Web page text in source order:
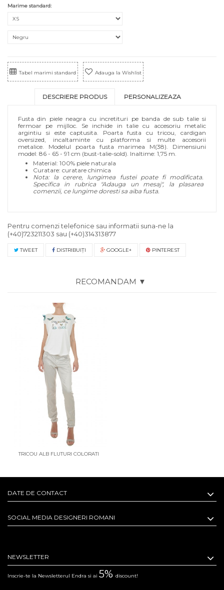
Marime standard:
Tabel marimi standard Adauga la Wishlist
DESCRIERE PRODUS PERSONALIZEAZA
Fusta din piele neagra cu incretituri pe banda de sub talie si
fermoar pe mijlloc. Se inchide in talie cu accesoriu metalic
argintiu si este captusita. Poarta fusta cu tricou, cardigan
oversized, incaltaminte cu platforma si multe accesorii
metalice. Modelul poarta fusta marimea M(38). Dimensiuni
model: 86 - 65 - 91 cm (bust-talie-sold). Inaltime: 1,75 m.
Material: 100% piele naturala
Curatare: curatare chimica
Nota: la cerere, lungimea fustei poate fi modificata.
Specifica in rubrica "Adauga un mesaj", la plasarea
comenzii, ce lungime doresti sa aiba fusta.
Pentru comenzi telefonice sau informatii suna-ne la
(+40)723211303 sau (+40)314313877
TWEET DISTRIBUIŢI GOOGLE+ PINTEREST
RECOMANDAM ▼
TRICOU ALB FLUTURI COLORATI
DATE DE CONTACT
SOCIAL MEDIA DESIGNERI ROMANI
NEWSLETTER
Inscrie-te la Newsletterul Endra si ai 5% discount!